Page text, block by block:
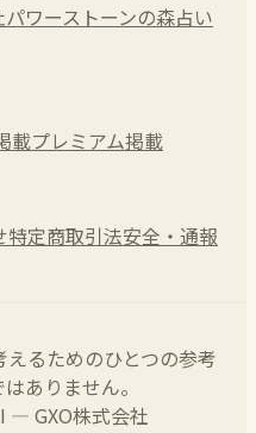
パワーストーンの森占い
載プレミアム掲載
特定商取引法安全・通報
るためのひとつの参考
ありません。
— GXO株式会社